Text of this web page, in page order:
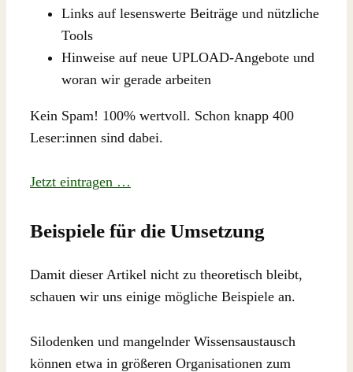
Links auf lesenswerte Beiträge und nützliche
Tools
Hinweise auf neue UPLOAD-Angebote und
woran wir gerade arbeiten
Kein Spam! 100% wertvoll. Schon knapp 400
Leser:innen sind dabei.
Jetzt eintragen …
Beispiele für die Umsetzung
Damit dieser Artikel nicht zu theoretisch bleibt,
schauen wir uns einige mögliche Beispiele an.
Silodenken und mangelnder Wissensaustausch
können etwa in größeren Organisationen zum